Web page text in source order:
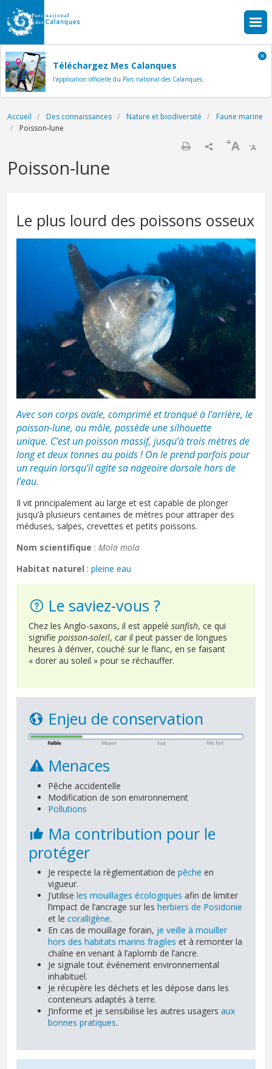
Aller au contenu principal
Téléchargez Mes Calanques
l'application officielle du Parc national des Calanques
Fil d'Ariane
Accueil Des connaissances Nature et biodiversité
Faune marine
Poisson-lune
-A
+A
Poisson-lune
Le plus lourd des poissons osseux
Avec son corps ovale, comprimé et tronqué à l’arrière, le
poisson-lune, ou môle, possède une silhouette
unique. C’est un poisson massif, jusqu’à trois mètres de
long et deux tonnes au poids ! On le prend parfois pour
un requin lorsqu’il agite sa nageoire dorsale hors de
l’eau.
Il vit principalement au large et est capable de plonger
jusqu’à plusieurs centaines de mètres pour attraper des
méduses, salpes, crevettes et petits poissons.
Nom scientifique : Mola mola
Habitat naturel : pleine eau
Le saviez-vous ?
Chez les Anglo-saxons, il est appelé sunfish, ce qui
signifie poisson-soleil, car il peut passer de longues
heures à dériver, couché sur le flanc, en se faisant
« dorer au soleil » pour se réchauffer.
Enjeu de conservation
Menaces
Pêche accidentelle
Modification de son environnement
Pollutions
Ma contribution pour le
protéger
Je respecte la règlementation de pêche en
vigueur.
J’utilise les mouillages écologiques afin de limiter
l’impact de l’ancrage sur les herbiers de Posidonie
et le coralligène.
En cas de mouillage forain, je veille à mouiller
hors des habitats marins fragiles et à remonter la
chaîne en venant à l’aplomb de l’ancre.
Je signale tout événement environnemental
inhabituel.
Je récupère les déchets et les dépose dans les
conteneurs adaptés à terre.
J’informe et je sensibilise les autres usagers aux
bonnes pratiques.